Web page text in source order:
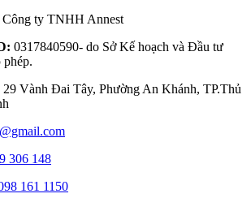
Công ty TNHH Annest
0317840590- do Sở Kế hoạch và Đầu tư
29 Vành Đai Tây, Phường An Khánh, TP.Thủ
306 148
161 1150